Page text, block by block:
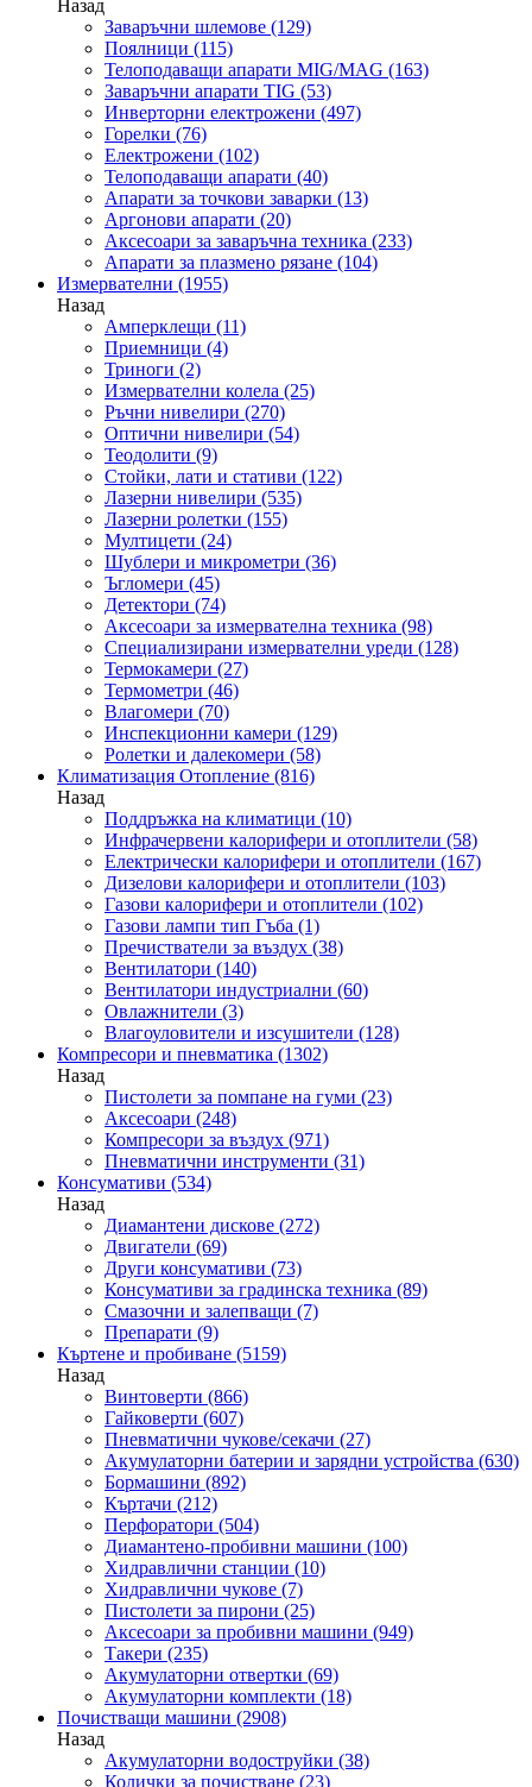
Назад
Заваръчни шлемове (129)
Поялници (115)
Телоподаващи апарати MIG/MAG (163)
Заваръчни апарати TIG (53)
Инверторни електрожени (497)
Горелки (76)
Електрожени (102)
Телоподаващи апарати (40)
Апарати за точкови заварки (13)
Аргонови апарати (20)
Аксесоари за заваръчна техника (233)
Апарати за плазмено рязане (104)
Измервателни (1955)
Назад
Амперклещи (11)
Приемници (4)
Триноги (2)
Измервателни колела (25)
Ръчни нивелири (270)
Оптични нивелири (54)
Теодолити (9)
Стойки, лати и стативи (122)
Лазерни нивелири (535)
Лазерни ролетки (155)
Мултицети (24)
Шублери и микрометри (36)
Ъгломери (45)
Детектори (74)
Аксесоари за измервателна техника (98)
Специализирани измервателни уреди (128)
Термокамери (27)
Термометри (46)
Влагомери (70)
Инспекционни камери (129)
Ролетки и далекомери (58)
Климатизация Отопление (816)
Назад
Поддръжка на климатици (10)
Инфрачервени калорифери и отоплители (58)
Електрически калорифери и отоплители (167)
Дизелови калорифери и отоплители (103)
Газови калорифери и отоплители (102)
Газови лампи тип Гъба (1)
Пречистватели за въздух (38)
Вентилатори (140)
Вентилатори индустриални (60)
Овлажнители (3)
Влагоуловители и изсушители (128)
Компресори и пневматика (1302)
Назад
Пистолети за помпане на гуми (23)
Аксесоари (248)
Компресори за въздух (971)
Пневматични инструменти (31)
Консумативи (534)
Назад
Диамантени дискове (272)
Двигатели (69)
Други консумативи (73)
Консумативи за градинска техника (89)
Смазочни и залепващи (7)
Препарати (9)
Къртене и пробиване (5159)
Назад
Винтоверти (866)
Гайковерти (607)
Пневматични чукове/секачи (27)
Акумулаторни батерии и зарядни устройства (630)
Бормашини (892)
Къртачи (212)
Перфоратори (504)
Диамантено-пробивни машини (100)
Хидравлични станции (10)
Хидравлични чукове (7)
Пистолети за пирони (25)
Аксесоари за пробивни машини (949)
Такери (235)
Акумулаторни отвертки (69)
Акумулаторни комплекти (18)
Почистващи машини (2908)
Назад
Акумулаторни водоструйки (38)
Колички за почистване (23)